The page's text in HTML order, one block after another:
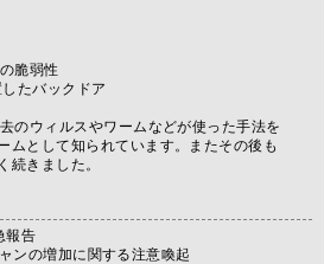
脆弱性
たバックドア
のウィルスやワームなどが使った手法を
ムとして知られています。またその後も
続きました。
報告
ンの増加に関する注意喚起